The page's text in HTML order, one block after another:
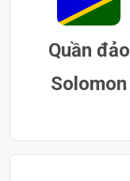
Quần đảo
Solomon